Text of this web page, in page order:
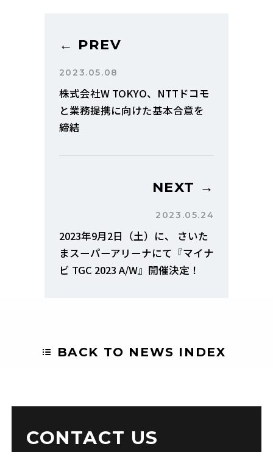
← PREV
2023.05.08
株式会社W TOKYO、NTTドコモ
と業務提携に向けた基本合意を
締結
NEXT →
2023.05.24
2023年9月2日（土）に、 さいた
まスーパーアリーナにて『マイナ
ビ TGC 2023 A/W』開催決定！
BACK TO NEWS INDEX
CONTACT US